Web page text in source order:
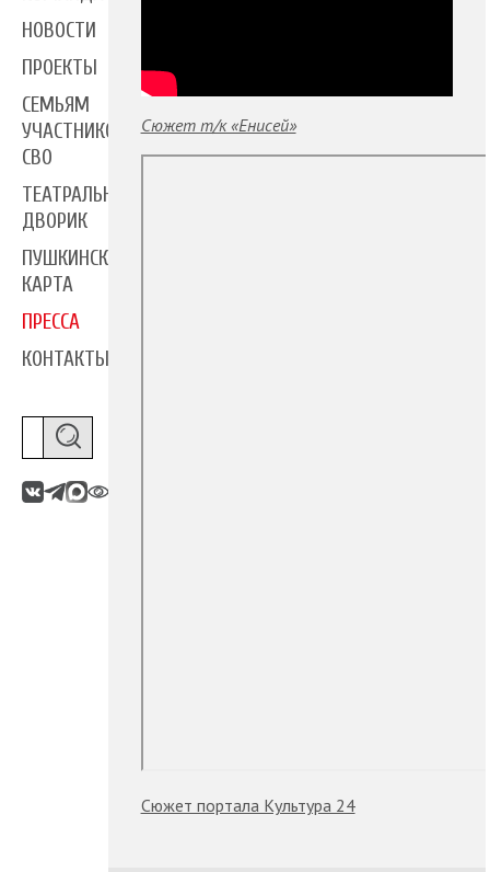
НОВОСТИ
ПРОЕКТЫ
СЕМЬЯМ
УЧАСТНИКОВ
СВО
ТЕАТРАЛЬНЫЙ
ДВОРИК
ПУШКИНСКАЯ
КАРТА
ПРЕССА
КОНТАКТЫ
Сюжет т/к «Енисей»
Сюжет портала Культура 24